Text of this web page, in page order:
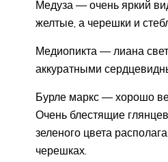
Медуза — очень яркий
желтые, а черешки и
Медиопикта — лиана
аккуратными
Бурле маркс — хорошо
Очень блестящие
зеленого цвета
черешках.